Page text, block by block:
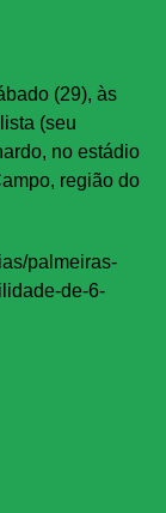
(29), às
(seu
no estádio
região do
palmeiras-
de-6-